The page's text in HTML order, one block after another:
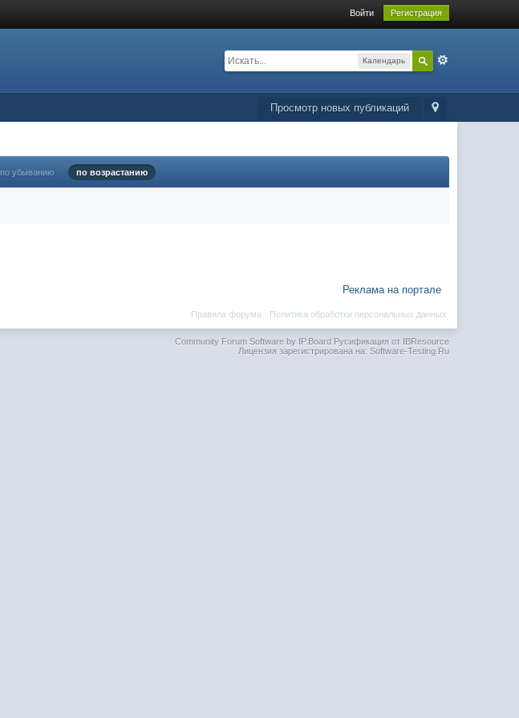
Войти Регистрация
Календарь
Просмотр новых публикаций
по убыванию по возрастанию
Реклама на портале
Политика обработки персональных данных
Правила форума ·
Community Forum Software by IP.BoardРусификация от IBResource
Лицензия зарегистрирована на: Software-Testing.Ru